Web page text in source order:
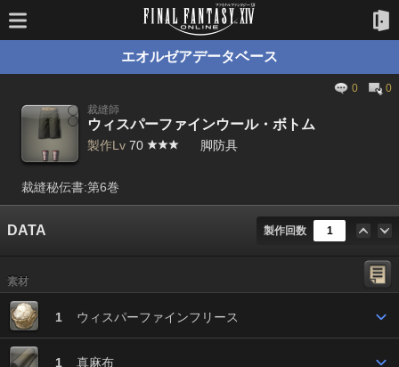
エオルゼアデータベース
0
0
裁縫師
ウィスパーファインウール・ボトム
製作Lv 70 脚防具
裁縫秘伝書:第6巻
DATA 製作回数
素材
1 ウィスパーファインフリース
1 真麻布